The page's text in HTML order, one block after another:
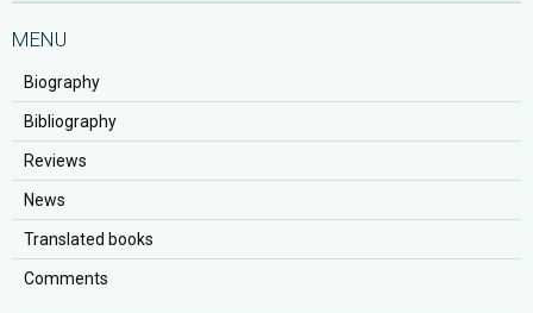
MENU
Biography
Bibliography
Reviews
News
Translated books
Comments